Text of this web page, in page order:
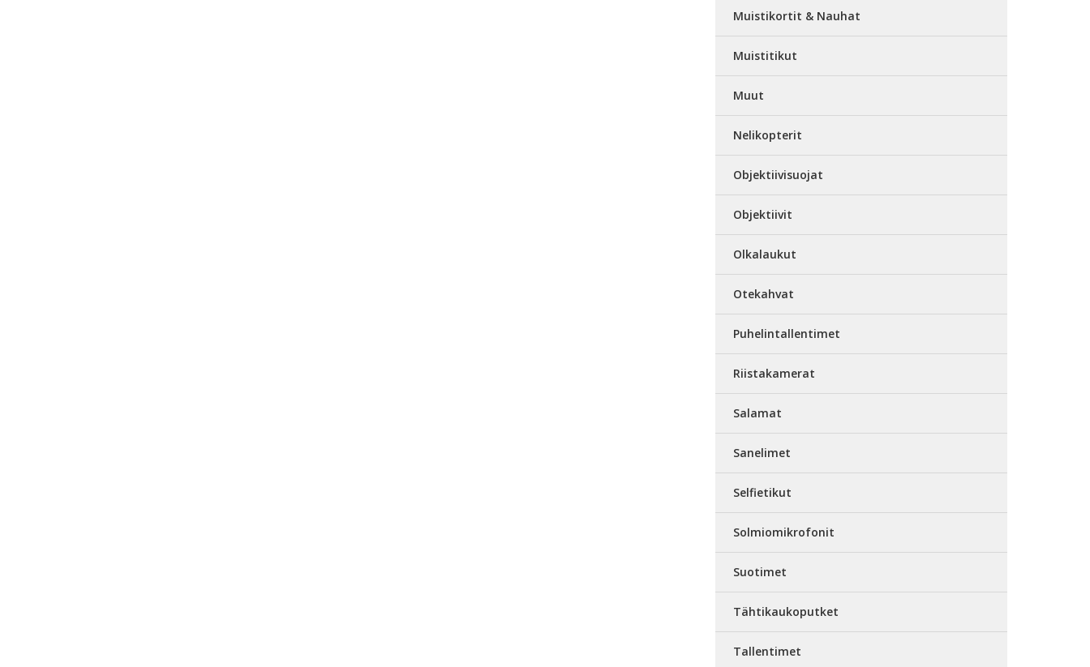
Muistikortit & Nauhat
Muistitikut
Muut
Nelikopterit
Objektiivisuojat
Objektiivit
Olkalaukut
Otekahvat
Puhelintallentimet
Riistakamerat
Salamat
Sanelimet
Selfietikut
Solmiomikrofonit
Suotimet
Tähtikaukoputket
Tallentimet